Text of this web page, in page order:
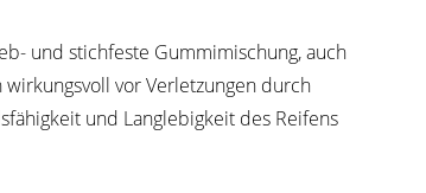
und stichfeste Gummimischung, auch
vor Verletzungen durch
und Langlebigkeit des Reifens